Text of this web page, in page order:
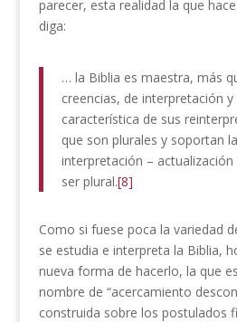
parecer, esta realidad la que
diga:
… la Biblia es maestra, más
creencias, de interpretación
característica de sus
que son plurales y soportan
interpretación –
ser plural.[8]
Como si fuese poca la variedad
se estudia e interpreta la Biblia,
nueva forma de hacerlo, la que
nombre de “acercamiento
construida sobre los postulados